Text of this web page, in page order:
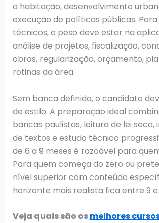
a habitação, desenvolvimento
execução de políticas públicas.
técnicos, o peso deve estar na
análise de projetos, fiscalização,
obras, regularização, orçamento,
rotinas da área.
Sem banca definida, o candidato
de estilo. A preparação ideal
bancas paulistas, leitura de lei
de textos e estudo técnico
de 6 a 9 meses é razoável para
Para quem começa do zero ou
nível superior com conteúdo
horizonte mais realista fica entre 9 e
Veja quais são osmelhores